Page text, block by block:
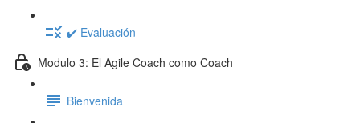
✔️ Evaluación
Modulo 3: El Agile Coach como Coach
Bienvenida